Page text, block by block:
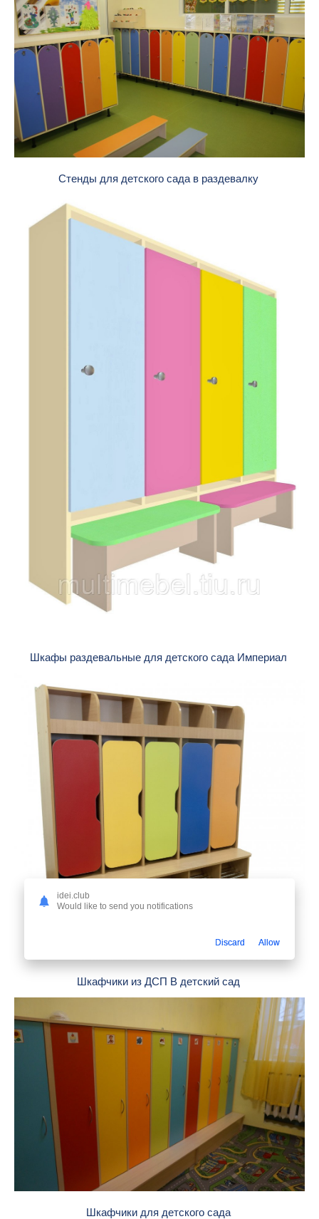
Стенды для детского сада в раздевалку
Шкафы раздевальные для детского сада Империал
Шкафчики из ДСП В детский сад
Шкафчики для детского сада
idei.club
Would like to send you notifications
Discard Allow